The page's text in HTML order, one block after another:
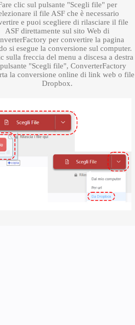
clic sul pulsante "Scegli file" per
il file ASF che è necessario
e puoi scegliere di rilasciare il file
ASF direttamente sul sito Web di
per convertire la pagina
si esegue la conversione sul computer.
sulla freccia del menu a discesa a destra
"Scegli file", ConverterFactory
la conversione online di link web o file
Dropbox.